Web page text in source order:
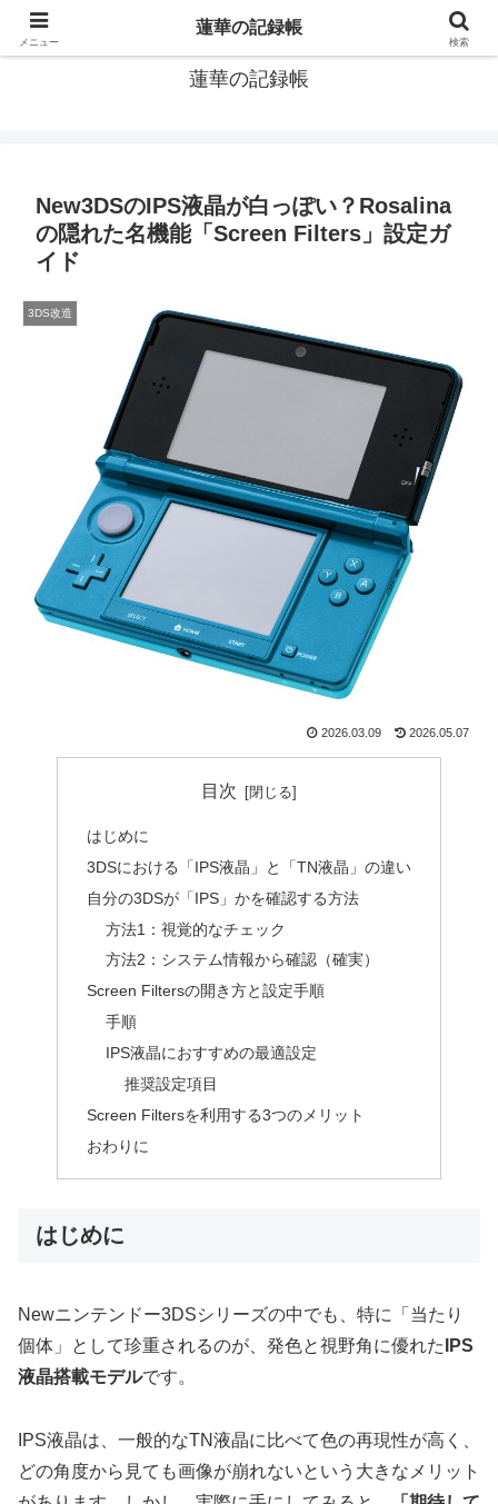
窓際社員の現役SEによるゲーム攻略、IT関連のメモです
蓮華の記録帳
New3DSのIPS液晶が白っぽい？Rosalina
の隠れた名機能「Screen Filters」設定ガ
イド
3DS改造
2026.03.09 2026.05.07
目次
はじめに
3DSにおける「IPS液晶」と「TN液晶」の違い
自分の3DSが「IPS」かを確認する方法
方法1：視覚的なチェック
方法2：システム情報から確認（確実）
Screen Filtersの開き方と設定手順
手順
IPS液晶におすすめの最適設定
推奨設定項目
Screen Filtersを利用する3つのメリット
おわりに
はじめに
Newニンテンドー3DSシリーズの中でも、特に「当たり
個体」として珍重されるのが、発色と視野角に優れた IPS
液晶搭載モデルです。
IPS液晶は、一般的なTN液晶に比べて色の再現性が高く、
どの角度から見ても画像が崩れないという大きなメリット
メニュー
蓮華の記録帳
検索